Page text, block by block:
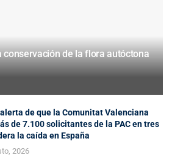
conservación de la flora autóctona
alerta de que la Comunitat Valenciana
de 7.100 solicitantes de la PAC en tres
la caída en España
2026